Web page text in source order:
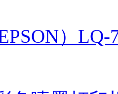
）